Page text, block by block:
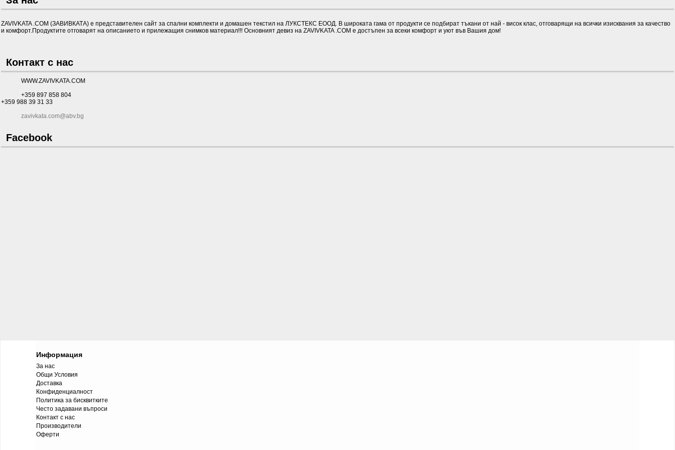
ZAVIVKATA .COM (ЗАВИВКАТА) е представителен сайт за спални комплекти и домашен текстил на ЛУКСТЕКС ЕООД. В широката гама от продукти се подбират тъкани от най - висок клас, отговарящи на всички изисквания за качество
и комфорт.Продуктите отговарят на описанието и прилежащия снимков материал!!! Основният девиз на ZAVIVKATA .COM е достъпен за всеки комфорт и уют във Вашия дом!
Контакт с нас
WWW.ZAVIVKATA.COM
+359 897 858 804
+359 988 39 31 33
zavivkata.com@abv.bg
Facebook
Информация
За нас
Общи Условия
Доставка
Конфиденциалност
Политика за бисквитките
Често задавани въпроси
Контакт с нас
Производители
Оферти